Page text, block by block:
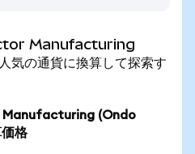
Manufacturing
の通貨に換算して探索す
(Ondo
格